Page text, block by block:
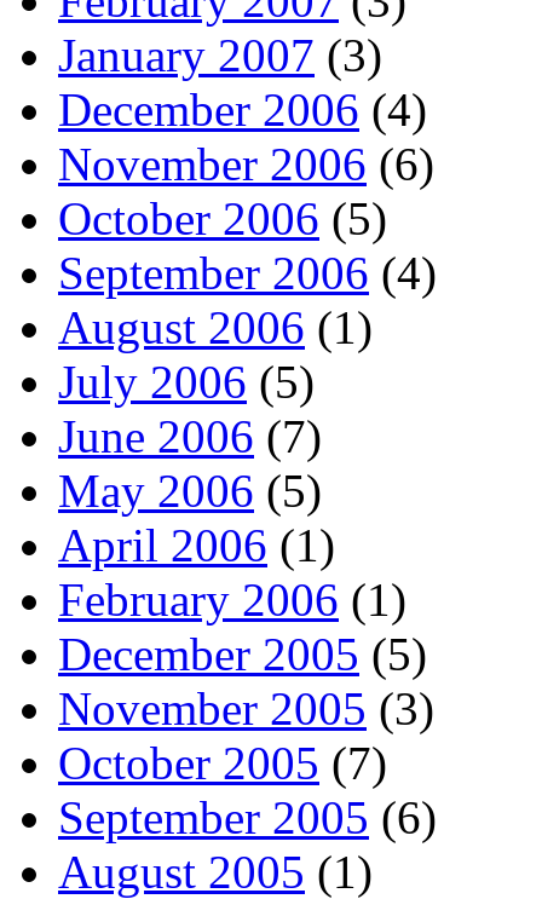
January 2007 (3)
December 2006 (4)
November 2006 (6)
October 2006 (5)
September 2006 (4)
August 2006 (1)
July 2006 (5)
June 2006 (7)
May 2006 (5)
April 2006 (1)
February 2006 (1)
December 2005 (5)
November 2005 (3)
October 2005 (7)
September 2005 (6)
August 2005 (1)